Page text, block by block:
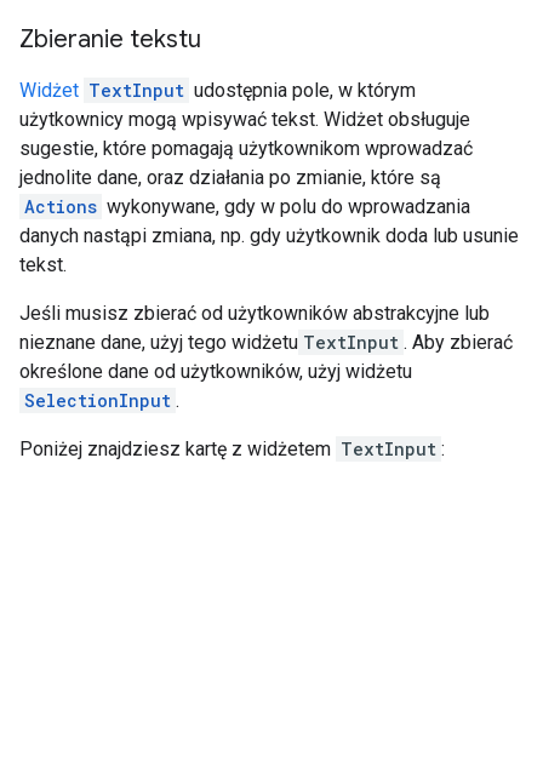
Zbieranie tekstu
Widżet TextInput udostępnia pole, w którym
użytkownicy mogą wpisywać tekst. Widżet obsługuje
sugestie, które pomagają użytkownikom wprowadzać
jednolite dane, oraz działania po zmianie, które są
Actions wykonywane, gdy w polu do wprowadzania
danych nastąpi zmiana, np. gdy użytkownik doda lub usunie
tekst.
Jeśli musisz zbierać od użytkowników abstrakcyjne lub
nieznane dane, użyj tego widżetu TextInput . Aby zbierać
określone dane od użytkowników, użyj widżetu
SelectionInput .
Poniżej znajdziesz kartę z widżetem TextInput :